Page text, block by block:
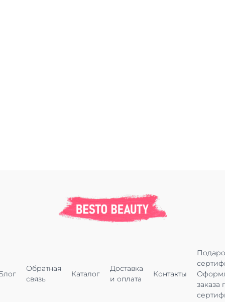
Обратная
связь
Каталог
Доставка
и оплата
Контакты
заказа